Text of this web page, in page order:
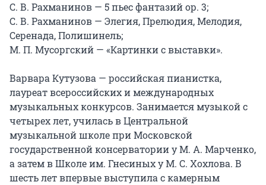
С. В. Рахманинов — 5 пьес фантазий ор. 3;
С. В. Рахманинов — Элегия, Прелюдия, Мелодия,
Серенада, Полишинель;
М. П. Мусоргский — «Картинки с выставки».
Варвара Кутузова — российская пианистка,
лауреат всероссийских и международных
музыкальных конкурсов. Занимается музыкой с
четырех лет, училась в Центральной
музыкальной школе при Московской
государственной консерватории у М. А. Марченко,
а затем в Школе им. Гнесиных у М. С. Хохлова. В
шесть лет впервые выступила с камерным